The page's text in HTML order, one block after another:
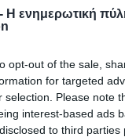
Η ενημερωτική
opt-out of the sale,
for targeted
selection. Please note
interest-based ads
to third
Award με 3
σταθερά
ανοδική
στις
αυθεντικό